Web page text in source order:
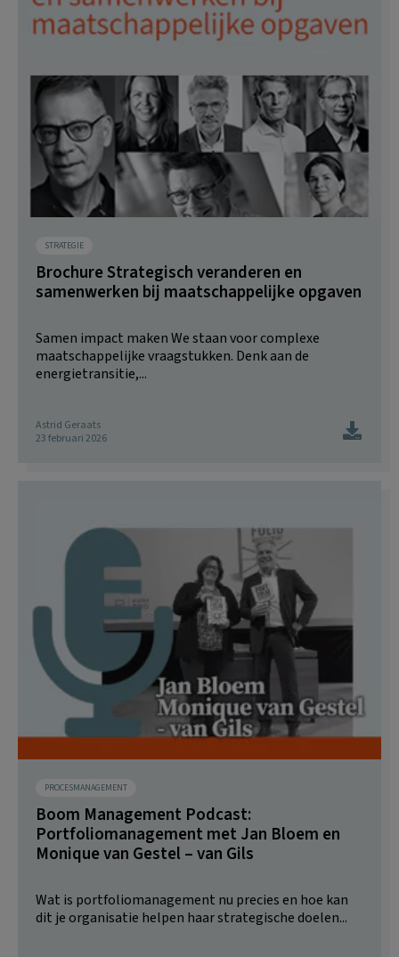
STRATEGIE
Brochure Strategisch veranderen en
samenwerken bij maatschappelijke opgaven
Samen impact maken We staan voor complexe
maatschappelijke vraagstukken. Denk aan de
energietransitie,...
Astrid Geraats
23 februari 2026
PROCESMANAGEMENT
Boom Management Podcast:
Portfoliomanagement met Jan Bloem en
Monique van Gestel – van Gils
Wat is portfoliomanagement nu precies en hoe kan
dit je organisatie helpen haar strategische doelen...